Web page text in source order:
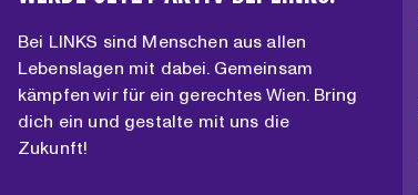
Bei LINKS sind Menschen aus allen
Lebenslagen mit dabei. Gemeinsam
kämpfen wir für ein gerechtes Wien. Bring
dich ein und gestalte mit uns die
Zukunft!